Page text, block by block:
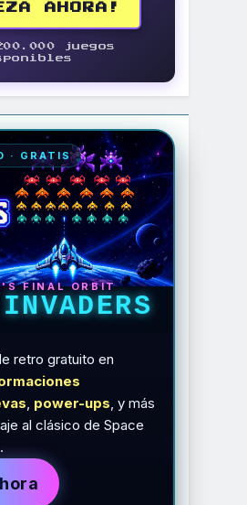
AHORA!
juegos
· GRATIS
FINAL ORBIT
retro gratuito en
, power-ups, y más
al clásico de Space